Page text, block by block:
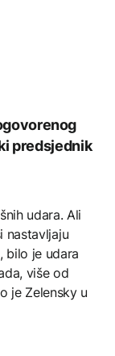
predsjednik
udara. Ali
nastavljaju
bilo je udara
više od
je Zelensky u